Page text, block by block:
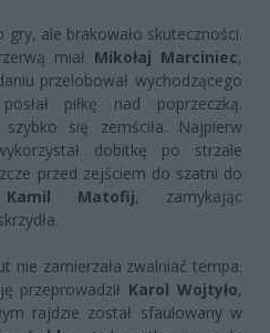
ale brakowało skuteczności.
miał Mikołaj Marciniec,
przelobował wychodzącego
piłkę nad poprzeczką.
się zemściła. Najpierw
dobitkę po strzale
przed zejściem do szatni do
Kamil Matofij, zamykając
nie zamierzała zwalniać tempa.
przeprowadził Karol Wojtyło,
rajdzie został sfaulowany w